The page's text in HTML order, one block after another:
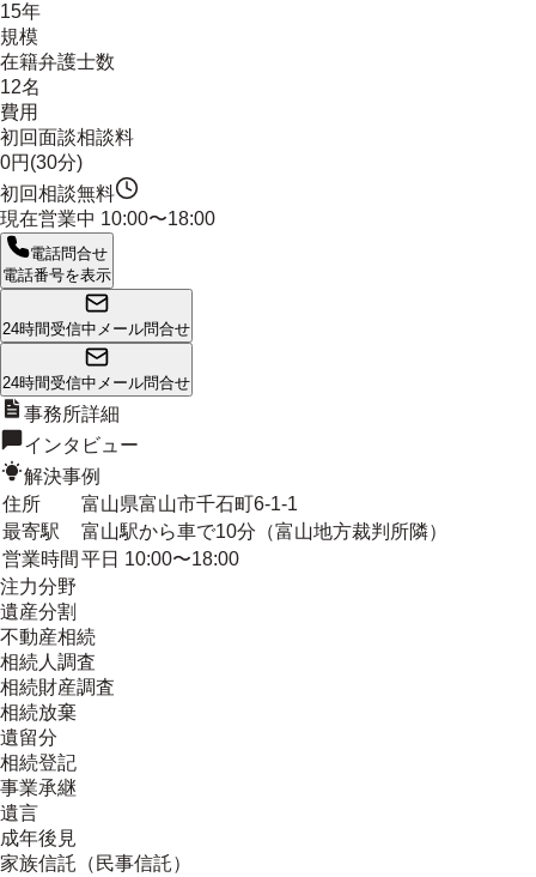
15年
規模
在籍弁護士数
12名
費用
初回面談相談料
0円(30分)
初回相談無料
現在営業中 10:00〜18:00
電話問合せ
電話番号を表示
24時間受信中 メール問合せ
24時間受信中 メール問合せ
事務所詳細
インタビュー
解決事例
住所
富山県富山市千石町6-1-1
最寄駅
富山駅から車で10分（富山地方裁判所隣）
営業時間 平日 10:00〜18:00
注力分野
遺産分割
不動産相続
相続人調査
相続財産調査
相続放棄
遺留分
相続登記
事業承継
遺言
成年後見
家族信託（民事信託）